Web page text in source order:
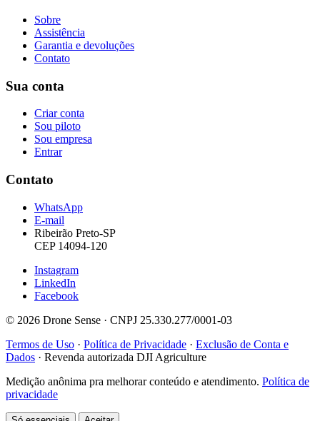
Sobre
Assistência
Garantia e devoluções
Contato
Sua conta
Criar conta
Sou piloto
Sou empresa
Entrar
Contato
WhatsApp
E-mail
Ribeirão Preto-SP
CEP 14094-120
Instagram
LinkedIn
Facebook
© 2026 Drone Sense · CNPJ 25.330.277/0001-03
Termos de Uso · Política de Privacidade · Exclusão de Conta e
Dados · Revenda autorizada DJI Agriculture
Medição anônima pra melhorar conteúdo e atendimento. Política de
privacidade